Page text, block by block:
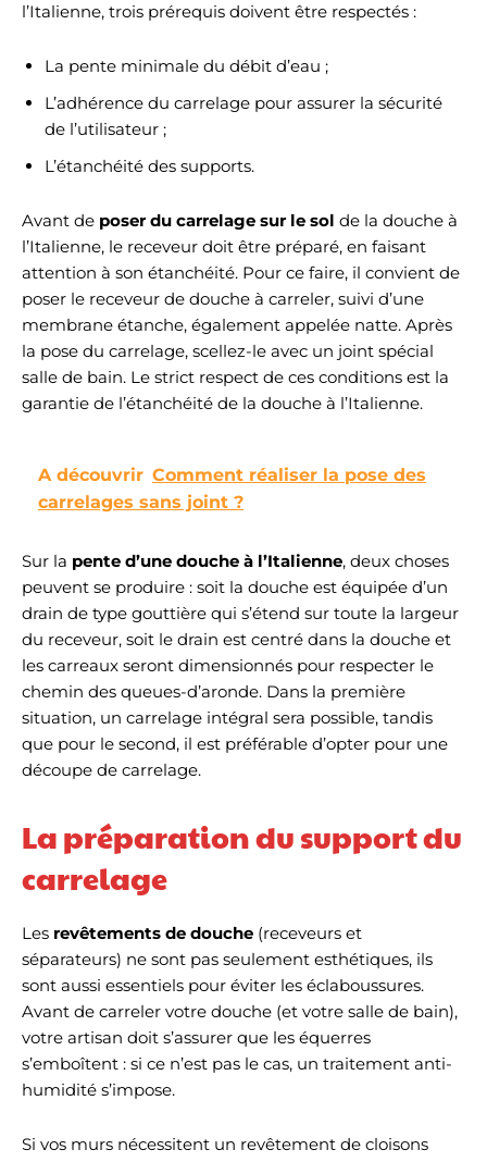
l’Italienne, trois prérequis doivent être respectés :
La pente minimale du débit d’eau ;
L’adhérence du carrelage pour assurer la sécurité
de l’utilisateur ;
L’étanchéité des supports.
Avant de poser du carrelage sur le sol de la douche à
l’Italienne, le receveur doit être préparé, en faisant
attention à son étanchéité. Pour ce faire, il convient de
poser le receveur de douche à carreler, suivi d’une
membrane étanche, également appelée natte. Après
la pose du carrelage, scellez-le avec un joint spécial
salle de bain. Le strict respect de ces conditions est la
garantie de l’étanchéité de la douche à l’Italienne.
A découvrir Comment réaliser la pose des
carrelages sans joint ?
Sur la pente d’une douche à l’Italienne, deux choses
peuvent se produire : soit la douche est équipée d’un
drain de type gouttière qui s’étend sur toute la largeur
du receveur, soit le drain est centré dans la douche et
les carreaux seront dimensionnés pour respecter le
chemin des queues-d’aronde. Dans la première
situation, un carrelage intégral sera possible, tandis
que pour le second, il est préférable d’opter pour une
découpe de carrelage.
La préparation du support du
carrelage
Les revêtements de douche (receveurs et
séparateurs) ne sont pas seulement esthétiques, ils
sont aussi essentiels pour éviter les éclaboussures.
Avant de carreler votre douche (et votre salle de bain),
votre artisan doit s’assurer que les équerres
s’emboîtent : si ce n’est pas le cas, un traitement anti-
humidité s’impose.
Si vos murs nécessitent un revêtement de cloisons